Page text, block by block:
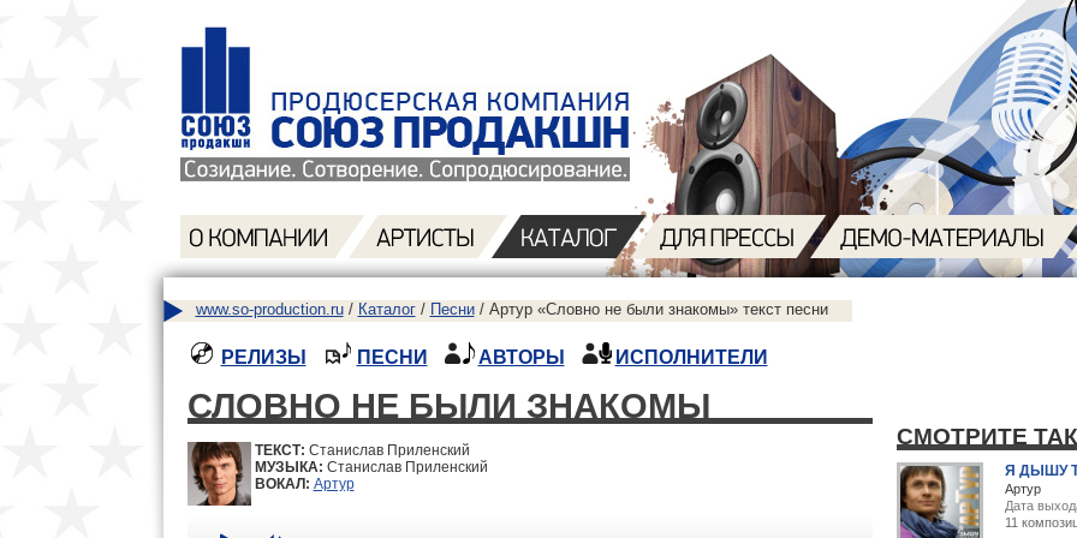
www.so-production.ru/ Каталог/ Песни/ Артур «Словно не были знакомы» текст песни
РЕЛИЗЫ ПЕСНИ АВТОРЫ ИСПОЛНИТЕЛИ
СЛОВНО НЕ БЫЛИ ЗНАКОМЫ
ТЕКСТ: Станислав Приленский
МУЗЫКА: Станислав Приленский
ВОКАЛ: Артур
СМОТРИТЕ
Я ДЫШУ
Артур
Дата
11